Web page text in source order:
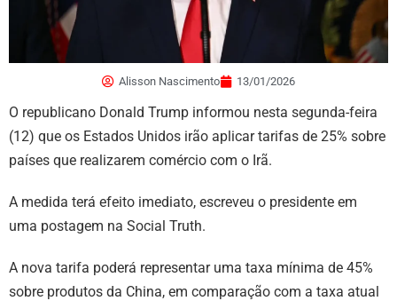
Alisson Nascimento 13/01/2026
O republicano Donald Trump informou nesta segunda-feira
(12) que os Estados Unidos irão aplicar tarifas de 25% sobre
países que realizarem comércio com o Irã.
A medida terá efeito imediato, escreveu o presidente em
uma postagem na Social Truth.
A nova tarifa poderá representar uma taxa mínima de 45%
sobre produtos da China, em comparação com a taxa atual